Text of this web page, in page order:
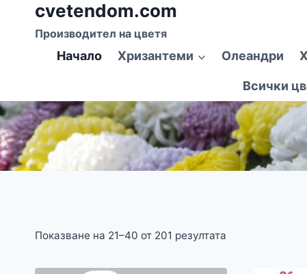
съдържанието
cvetendom.com
Производител на цветя
Начало Хризантеми Олеандри
Всички
Показване на 21–40 от 201 резултата